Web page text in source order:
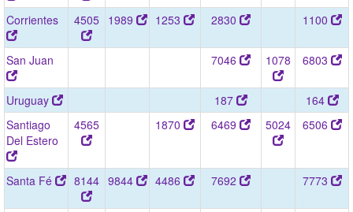
Corrientes 4505 1989 1253 2830 1100
San Juan 7046 1078 6803
Uruguay 187
164
Santiago
Del Estero
4565 1870 6469 5024 6506
Santa Fé 8144 9844 4486 7692 7773